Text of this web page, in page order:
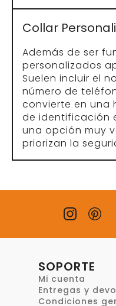
Collar
Además de ser
personalizados
Suelen incluir el
número de
convierte en una
de identificación
una opción muy
priorizan la
SOPORTE
Mi cuenta
Entregas y
Condiciones